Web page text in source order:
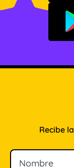
Recibe
Nombre
Correo